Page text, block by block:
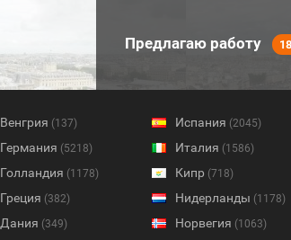
Предлагаю работу
Венгрия (137)
Германия (5218)
Голландия (1178)
Греция (382)
Дания (349)
Испания (2045)
Италия (1586)
Кипр (718)
Нидерланды (1178)
Норвегия (1063)